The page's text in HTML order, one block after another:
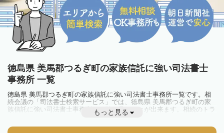
徳島県 美馬郡つるぎ町の家族信託に強い司法書士
事務所 一覧
徳島県 美馬郡つるぎ町の家族信託に強い司法書士事務所一覧です。相
続会議の「司法書士検索サービス」では、徳島県 美馬郡つるぎ町の家
族信託に強い司法書士事務所を一覧で見ることが出来ます。相続のトラ
ブルやお悩みを抱えている方は一度近隣の司法書士に相談してみましょ
もっと見る